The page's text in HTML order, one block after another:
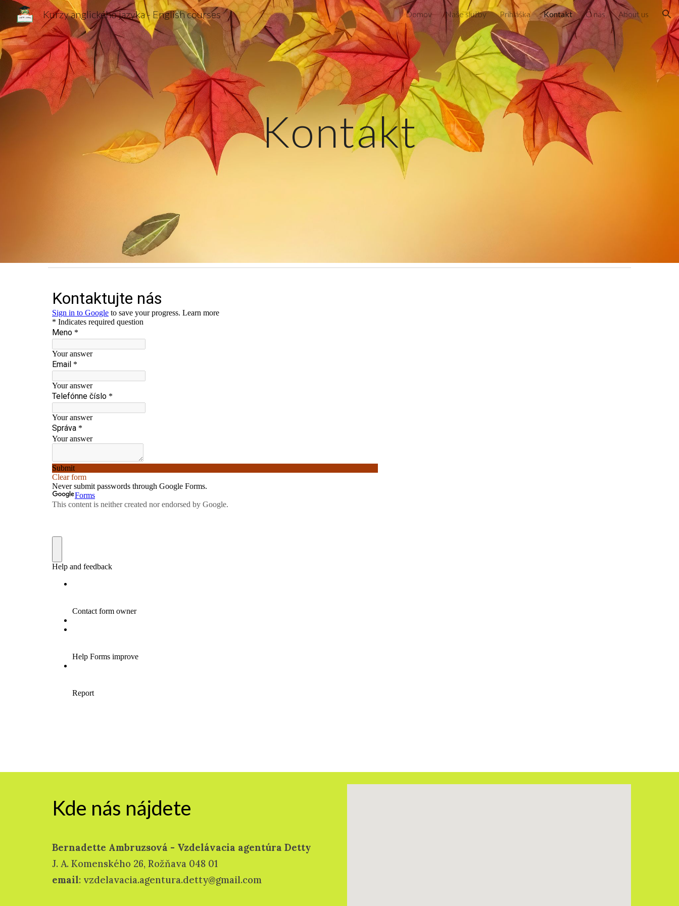
Skip to main content Skip to navigation
Kurzy anglického jazyka - English courses Domov Naše služby Prihláška Kontakt O nás About us
Kontakt
Kde nás nájdete
Bernadette Ambruzsová - Vzdelávacia agentúra Detty
J. A. Komenského 26, Rožňava 048 01
email: vzdelavacia.agentura.detty@gmail.com